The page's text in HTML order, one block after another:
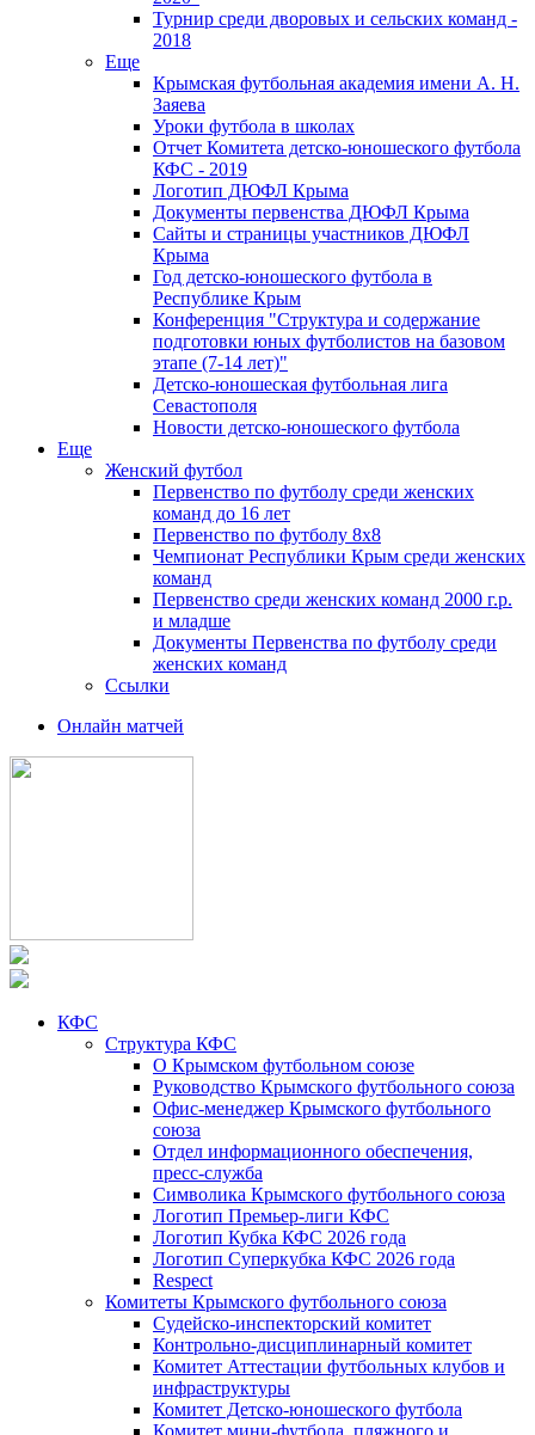
Турнир среди дворовых и сельских команд -
2018
Еще
Крымская футбольная академия имени А. Н.
Заяева
Уроки футбола в школах
Отчет Комитета детско-юношеского футбола
КФС - 2019
Логотип ДЮФЛ Крыма
Документы первенства ДЮФЛ Крыма
Сайты и страницы участников ДЮФЛ
Крыма
Год детско-юношеского футбола в
Республике Крым
Конференция "Структура и содержание
подготовки юных футболистов на базовом
этапе (7-14 лет)"
Детско-юношеская футбольная лига
Севастополя
Новости детско-юношеского футбола
Еще
Женский футбол
Первенство по футболу среди женских
команд до 16 лет
Первенство по футболу 8х8
Чемпионат Республики Крым среди женских
команд
Первенство среди женских команд 2000 г.р.
и младше
Документы Первенства по футболу среди
женских команд
Ссылки
Онлайн матчей
КФС
Структура КФС
О Крымском футбольном союзе
Руководство Крымского футбольного союза
Офис-менеджер Крымского футбольного
союза
Отдел информационного обеспечения,
пресс-служба
Символика Крымского футбольного союза
Логотип Премьер-лиги КФС
Логотип Кубка КФС 2026 года
Логотип Суперкубка КФС 2026 года
Respect
Комитеты Крымского футбольного союза
Судейско-инспекторский комитет
Контрольно-дисциплинарный комитет
Комитет Аттестации футбольных клубов и
инфраструктуры
Комитет Детско-юношеского футбола
Комитет мини-футбола, пляжного и